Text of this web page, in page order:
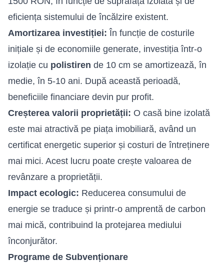
eficiența sistemului de încălzire existent.
Amortizarea investiției: În funcție de costurile
inițiale și de economiile generate, investiția într-o
izolație cu polistiren de 10 cm se amortizează, în
medie, în 5-10 ani. După această perioadă,
beneficiile financiare devin pur profit.
Creșterea valorii proprietății: O casă bine izolată
este mai atractivă pe piața imobiliară, având un
certificat energetic superior și costuri de întreținere
mai mici. Acest lucru poate crește valoarea de
revânzare a proprietății.
Impact ecologic: Reducerea consumului de
energie se traduce și printr-o amprentă de carbon
mai mică, contribuind la protejarea mediului
înconjurător.
Programe de Subvenționare